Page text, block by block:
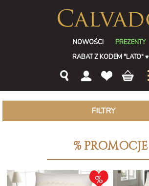
NOWOŚCI
PREZENTY
RABAT Z KODEM "LATO"♥
FILTRY
% PROMOCJE